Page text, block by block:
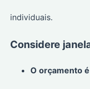
individuais.
Considere
O orçamento